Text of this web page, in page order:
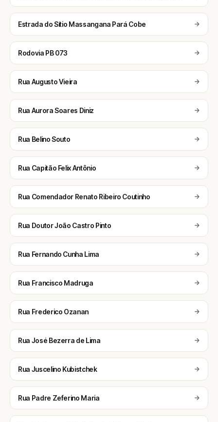
Estrada do Sítio Massangana Pará Cobe
Rodovia PB 073
Rua Augusto Vieira
Rua Aurora Soares Diniz
Rua Belino Souto
Rua Capitão Felix Antônio
Rua Comendador Renato Ribeiro Coutinho
Rua Doutor João Castro Pinto
Rua Fernando Cunha Lima
Rua Francisco Madruga
Rua Frederico Ozanan
Rua José Bezerra de Lima
Rua Juscelino Kubistchek
Rua Padre Zeferino Maria